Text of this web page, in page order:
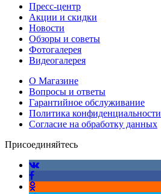
Пресс-центр
Акции и скидки
Новости
Обзоры и советы
Фотогалерея
Видеогалерея
О Магазине
Вопросы и ответы
Гарантийное обслуживание
Политика конфиденциальности
Согласие на обработку данных
Присоединяйтесь